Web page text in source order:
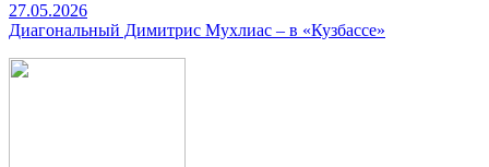
27.05.2026
Диагональный Димитрис Мухлиас – в «Кузбассе»